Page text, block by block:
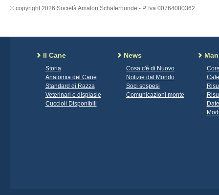
© copyright 2026 Società Amatori Schäferhunde - P. Iva 00764080362
Il Cane
Storia
Anatomia del Cane
Standard di Razza
Veterinari e displasie
Cuccioli Disponibili
News
Cosa c'è di Nuovo
Notizie dal Mondo
Soci sospesi
Comunicazioni monte